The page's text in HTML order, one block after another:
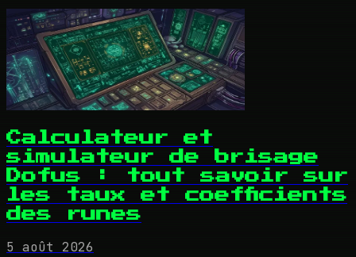
Calculateur et
simulateur de brisage
Dofus : tout savoir sur
les taux et coefficients
des runes
5 août 2026